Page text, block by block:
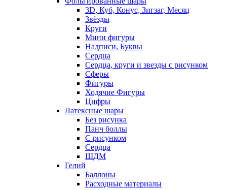
3D, Куб, Конус, Зигзаг, Месяц
Звёзды
Круги
Мини фигуры
Надписи, Буквы
Сердца
Сердца, круги и звезды с рисунком
Сферы
Фигуры
Ходячие Фигуры
Цифры
Латексные шары
Без рисунка
Панч боллы
С рисунком
Сердца
ШДМ
Гелий
Баллоны
Расходные материалы